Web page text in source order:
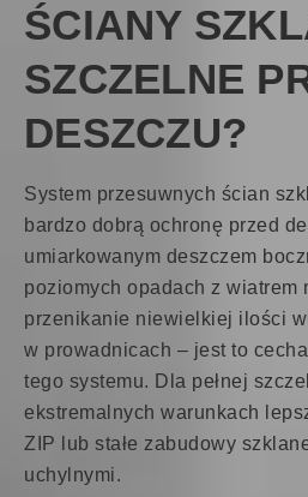
ŚCIANY
SZCZELNE
DESZCZU?
System przesuwnych ścian
bardzo dobrą ochronę przed
umiarkowanym deszczem
poziomych opadach z wiatrem
przenikanie niewielkiej ilości
w prowadnicach – jest to
tego systemu. Dla pełnej
ekstremalnych warunkach
ZIP lub stałe zabudowy
uchylnymi.